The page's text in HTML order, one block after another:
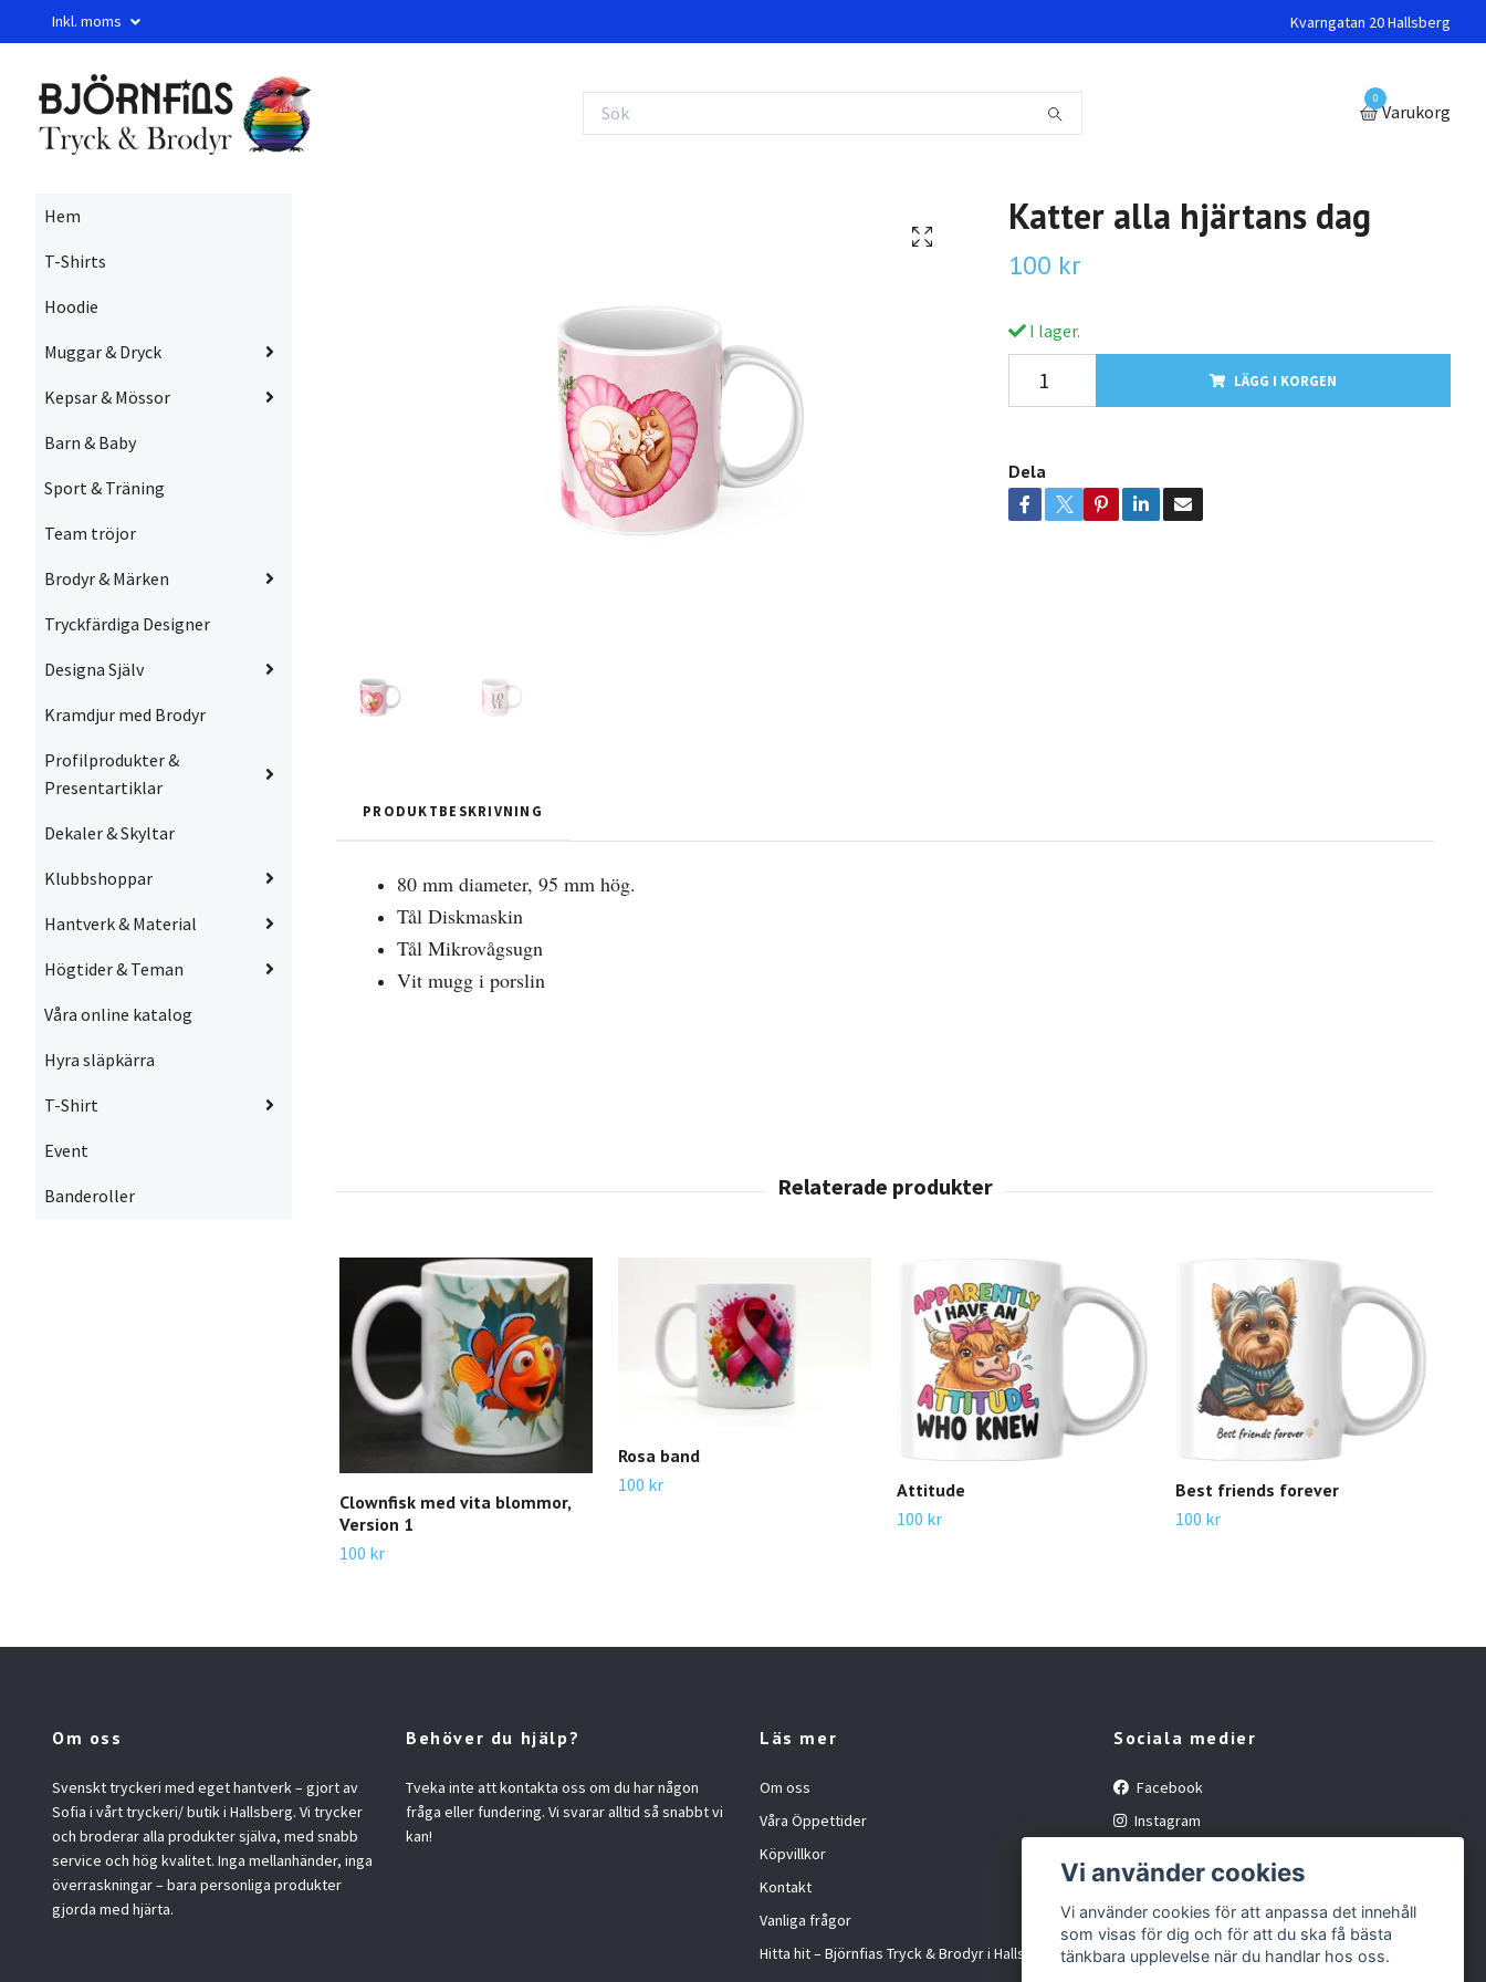
Inkl. moms Kvarngatan 20 Hallsberg
0
Varukorg
Hem
T-Shirts
Hoodie
Muggar & Dryck
Kepsar & Mössor
Barn & Baby
Sport & Träning
Team tröjor
Brodyr & Märken
Tryckfärdiga Designer
Designa Själv
Kramdjur med Brodyr
Profilprodukter &
Presentartiklar
Dekaler & Skyltar
Klubbshoppar
Hantverk & Material
Högtider & Teman
Våra online katalog
Hyra släpkärra
T-Shirt
Event
Banderoller
Katter alla hjärtans dag
100 kr
I lager.
LÄGG I KORGEN
Dela
PRODUKTBESKRIVNING
80 mm diameter, 95 mm hög.
Tål Diskmaskin
Tål Mikrovågsugn
Vit mugg i porslin
Clownfisk med vita blommor,
Version 1
100 kr
Rosa band
100 kr
Attitude
100 kr
Best friends forever
100 kr
Om oss
Svenskt tryckeri med eget hantverk – gjort av
Sofia i vårt tryckeri/ butik i Hallsberg. Vi trycker
och broderar alla produkter själva, med snabb
service och hög kvalitet. Inga mellanhänder, inga
överraskningar – bara personliga produkter
gjorda med hjärta.
Behöver du hjälp?
Tveka inte att kontakta oss om du har någon
fråga eller fundering. Vi svarar alltid så snabbt vi
kan!
Läs mer
Om oss
Våra Öppettider
Köpvillkor
Kontakt
Vanliga frågor
Hitta hit – Björnfias Tryck & Brodyr i Hallsberg
Sociala medier
Facebook
Instagram
Vi använder cookies
Vi använder cookies för att anpassa det innehåll
som visas för dig och för att du ska få bästa
tänkbara upplevelse när du handlar hos oss.